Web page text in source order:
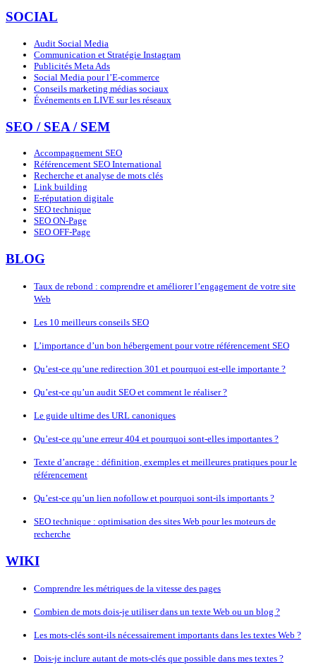
SOCIAL
Audit Social Media
Communication et Stratégie Instagram
Publicités Meta Ads
Social Media pour l’E-commerce
Conseils marketing médias sociaux
Événements en LIVE sur les réseaux
SEO / SEA / SEM
Accompagnement SEO
Référencement SEO International
Recherche et analyse de mots clés
Link building
E-réputation digitale
SEO technique
SEO ON-Page
SEO OFF-Page
BLOG
Taux de rebond : comprendre et améliorer l’engagement de votre site
Web
Les 10 meilleurs conseils SEO
L’importance d’un bon hébergement pour votre référencement SEO
Qu’est-ce qu’une redirection 301 et pourquoi est-elle importante ?
Qu’est-ce qu’un audit SEO et comment le réaliser ?
Le guide ultime des URL canoniques
Qu’est-ce qu’une erreur 404 et pourquoi sont-elles importantes ?
Texte d’ancrage : définition, exemples et meilleures pratiques pour le
référencement
Qu’est-ce qu’un lien nofollow et pourquoi sont-ils importants ?
SEO technique : optimisation des sites Web pour les moteurs de
recherche
WIKI
Comprendre les métriques de la vitesse des pages
Combien de mots dois-je utiliser dans un texte Web ou un blog ?
Les mots-clés sont-ils nécessairement importants dans les textes Web ?
Dois-je inclure autant de mots-clés que possible dans mes textes ?